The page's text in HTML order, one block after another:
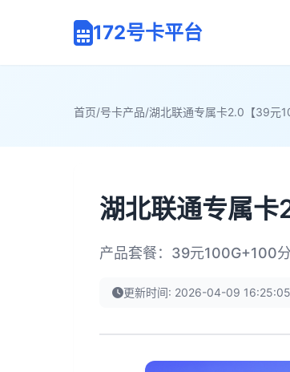
172号卡平台
首页/号卡产品/湖北联通专属卡2.0【39元
湖北联通专属卡
产品套餐：39元100G+100
更新时间: 2026-04-09 16:25:05